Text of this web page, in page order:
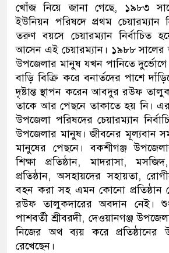
খোঁজ নিয়ে জানা গেছে, ১৯৮৩
ইউনিয়ন পরিষদে প্রথম চেয়ারম্যান
তরুণ বয়সে চেয়ারম্যান নির্বাচিত
আসেন এই চেয়ারম্যান। ১৯৮৮
উপজেলার মানুষ যখন পানিতে
বাড়ি বিক্রি করে বনার্তদের পাশে
দৃষ্টান্ত স্থাপন করেন আবদুর রউফ
তাকে আর পেছনে তাকাতে হয় নি।
উপজেলা পরিষদের চেয়ারম্যান
উপজেলার মানুষ। জীবনের মূল্যবান
মানুষের পেছনে। বকশীগঞ্জ
শিক্ষা প্রতিষ্ঠান, মাদরাসা,
প্রতিষ্ঠান, অসহায়দের সহায়তা,
বহন করা সহ এমন কোনো প্রতিষ্ঠান
রউফ তালুকদারের অবদান নেই।
পাশবর্তী শ্রীবরদী, দেওয়ানগঞ্জ
নিজের অথ ব্যয় করে প্রতিষ্ঠানের
রেখেছেন।